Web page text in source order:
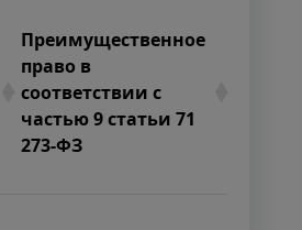
Преимущественное
право в
соответствии с
частью 9 статьи 71
273-ФЗ